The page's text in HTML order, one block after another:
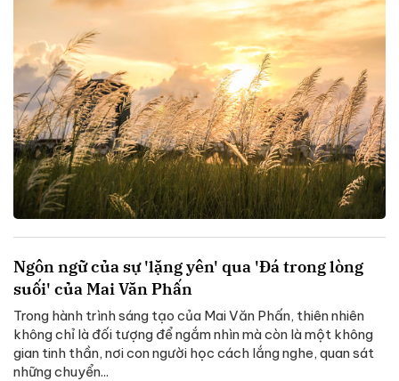
Ngôn ngữ của sự 'lặng yên' qua 'Đá trong lòng
suối' của Mai Văn Phấn
Trong hành trình sáng tạo của Mai Văn Phấn, thiên nhiên
không chỉ là đối tượng để ngắm nhìn mà còn là một không
gian tinh thần, nơi con người học cách lắng nghe, quan sát
những chuyển...